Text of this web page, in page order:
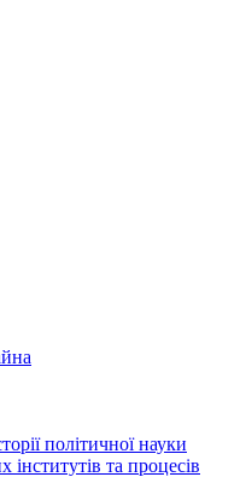
політичної науки
інститутів та процесів